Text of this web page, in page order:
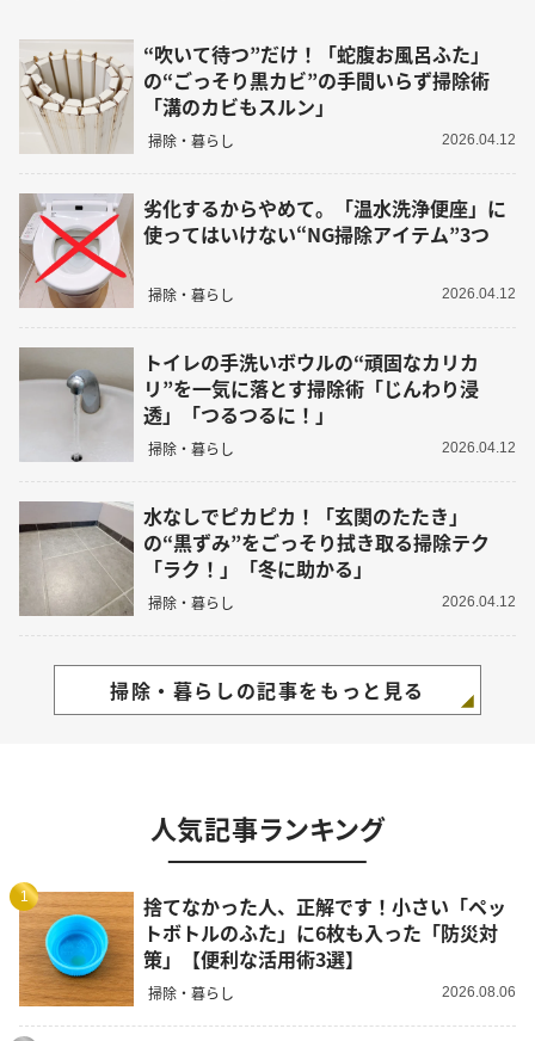
“吹いて待つ”だけ！「蛇腹お風呂ふた」
の“ごっそり黒カビ”の手間いらず掃除術
「溝のカビもスルン」
掃除・暮らし 2026.04.12
劣化するからやめて。「温水洗浄便座」に
使ってはいけない“NG掃除アイテム”3つ
掃除・暮らし 2026.04.12
トイレの手洗いボウルの“頑固なカリカ
リ”を一気に落とす掃除術「じんわり浸
透」「つるつるに！」
掃除・暮らし 2026.04.12
水なしでピカピカ！「玄関のたたき」
の“黒ずみ”をごっそり拭き取る掃除テク
「ラク！」「冬に助かる」
掃除・暮らし 2026.04.12
掃除・暮らしの記事をもっと見る
人気記事ランキング
1
捨てなかった人、正解です！小さい「ペッ
トボトルのふた」に6枚も入った「防災対
策」【便利な活用術3選】
掃除・暮らし 2026.08.06